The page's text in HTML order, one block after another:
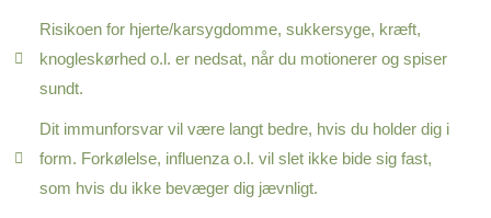
Risikoen for hjerte/karsygdomme, sukkersyge, kræft,
knogleskørhed o.l. er nedsat, når du motionerer og spiser
sundt.
Dit immunforsvar vil være langt bedre, hvis du holder dig i
form. Forkølelse, influenza o.l. vil slet ikke bide sig fast,
som hvis du ikke bevæger dig jævnligt.